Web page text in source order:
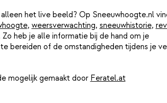
het live beeld? Op Sneeuwhoogte.nl
, weersverwachting, sneeuwhistorie,
heb je alle informatie bij de hand om je
bereiden of de omstandigheden tijdens je
mogelijk gemaakt door Feratel.at